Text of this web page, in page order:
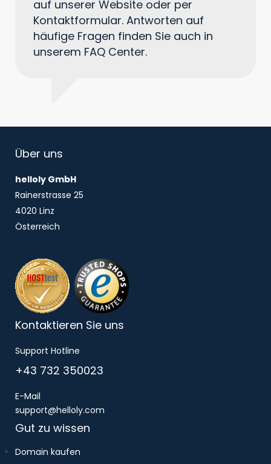
auf unserer Website oder per
Kontaktformular. Antworten auf
häufige Fragen finden Sie auch in
unserem FAQ Center.
Über uns
helloly GmbH
Rainerstrasse 25
4020 Linz
Österreich
Kontaktieren Sie uns
Support Hotline
+43 732 350023
E-Mail
support@helloly.com
Gut zu wissen
Domain kaufen